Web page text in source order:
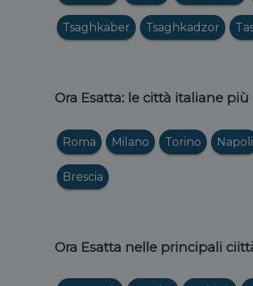
Tsaghkaber Tsaghkadzor
Ora Esatta: le città italiane
Roma Milano Torino Napoli
Brescia
Ora Esatta nelle principali